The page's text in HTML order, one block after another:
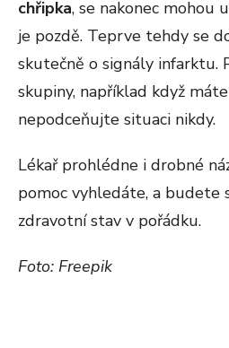
chřipka, se nakonec mohou
je pozdě. Teprve tehdy se
skutečně o signály infarktu.
skupiny, například když
nepodceňujte situaci nikdy.
Lékař prohlédne i drobné
pomoc vyhledáte, a budete
zdravotní stav v pořádku.
Foto: Freepik